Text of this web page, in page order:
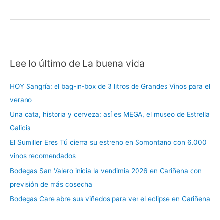
Lee lo último de La buena vida
HOY Sangría: el bag-in-box de 3 litros de Grandes Vinos para el
verano
Una cata, historia y cerveza: así es MEGA, el museo de Estrella
Galicia
El Sumiller Eres Tú cierra su estreno en Somontano con 6.000
vinos recomendados
Bodegas San Valero inicia la vendimia 2026 en Cariñena con
previsión de más cosecha
Bodegas Care abre sus viñedos para ver el eclipse en Cariñena
C
t
e
g
o
r
í
a
s